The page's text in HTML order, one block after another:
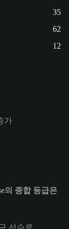
35
62
12
가
의 종합 등급은
선수로